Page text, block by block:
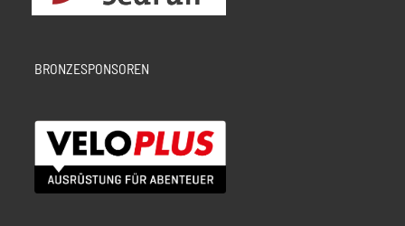
BRONZESPONSOREN